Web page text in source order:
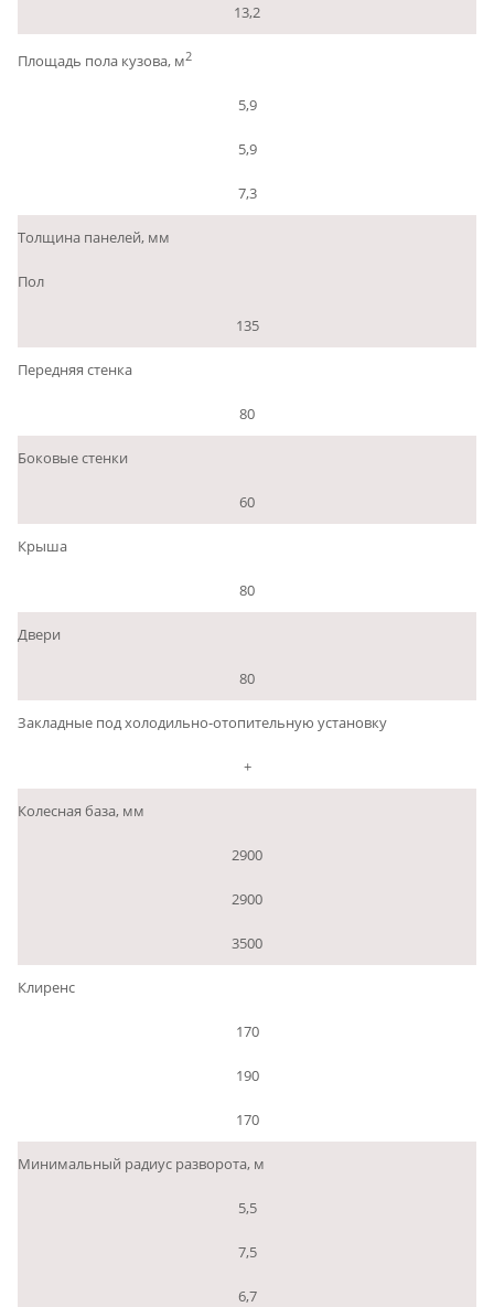
13,2
Площадь пола кузова, м2
5,9
5,9
7,3
Толщина панелей, мм
Пол
135
Передняя стенка
80
Боковые стенки
60
Крыша
80
Двери
80
Закладные под холодильно-отопительную установку
+
Колесная база, мм
2900
2900
3500
Клиренс
170
190
170
Минимальный радиус разворота, м
5,5
7,5
6,7